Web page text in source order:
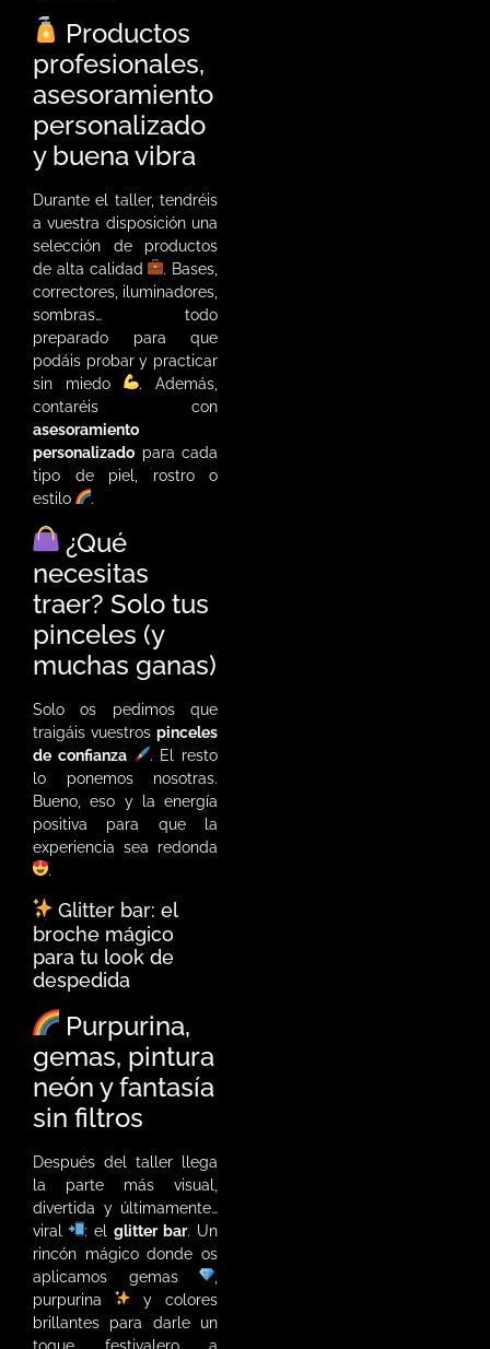
Productos
profesionales,
asesoramiento
personalizado
y buena vibra
Durante el taller, tendréis
a vuestra disposición una
selección de productos
de alta calidad
. Bases,
correctores, iluminadores,
sombras… todo
preparado para que
podáis probar y practicar
sin miedo
. Además,
contaréis con
asesoramiento
personalizado para cada
tipo de piel, rostro o
estilo
.
¿Qué
necesitas
traer? Solo tus
pinceles (y
muchas ganas)
Solo os pedimos que
traigáis vuestrospinceles
de confianza
. El resto
lo ponemos nosotras.
Bueno, eso y la energía
positiva para que la
experiencia sea redonda
.
Glitter bar: el
broche mágico
para tu look de
despedida
Purpurina,
gemas, pintura
neón y fantasía
sin filtros
Después del taller llega
la parte más visual,
divertida y últimamente…
viral
: elglitter bar. Un
rincón mágico donde os
aplicamos gemas
purpurina
y colores
brillantes para darle un
toque festivalero a